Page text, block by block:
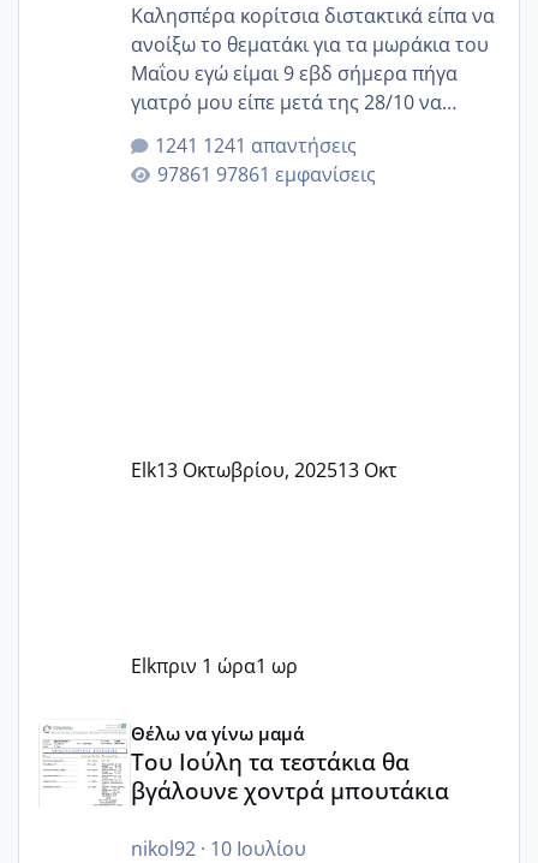
Καλησπέρα κορίτσια διστακτικά είπα να
ανοίξω το θεματάκι για τα μωράκια του
Μαΐου εγώ είμαι 9 εβδ σήμερα πήγα
γιατρό μου είπε μετά της 28/10 να
κλείσω ραντεβού για την αυχενική είναι
καμιά άλλη κοπέλα να γεννάει Μάιο ;;
1241 απαντήσεις
97861 εμφανίσεις
Elk13 Οκτωβρίου, 202513 Οκτ
Elkπριν 1 ώρα1 ωρ
Θέλω να γίνω μαμά
Του Ιούλη τα τεστάκια θα
βγάλουνε χοντρά μπουτάκια
nikol92· 10 Ιουλίου